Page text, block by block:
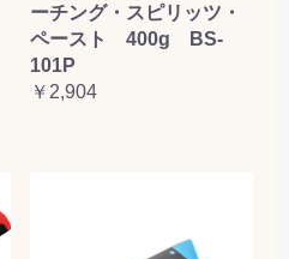
ーチング・スピリッツ・
ペースト 400g BS-
101P
￥2,904